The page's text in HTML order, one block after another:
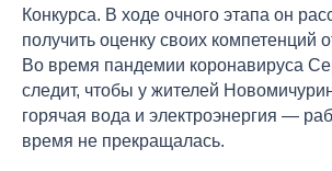
Конкурса. В ходе очного этапа он
получить оценку своих компетенций
Во время пандемии коронавируса
следит, чтобы у жителей
горячая вода и электроэнергия —
время не прекращалась.